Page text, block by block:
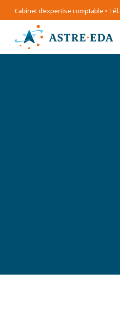
Cabinet d’expertise comptable • Tél.